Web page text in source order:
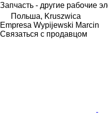
Запчасть - другие рабочие
Польша, Kruszwica
Empresa Wypijewski Marcin
Связаться с продавцом